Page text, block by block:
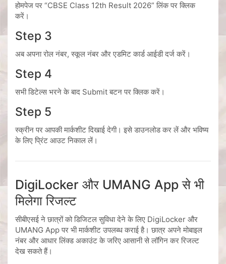
होमपेज पर “CBSE Class 12th Result 2026” लिंक पर क्लिक
करें।
Step 3
अब अपना रोल नंबर, स्कूल नंबर और एडमिट कार्ड आईडी दर्ज करें।
Step 4
सभी डिटेल्स भरने के बाद Submit बटन पर क्लिक करें।
Step 5
स्क्रीन पर आपकी मार्कशीट दिखाई देगी। इसे डाउनलोड कर लें और भविष्य
के लिए प्रिंट आउट निकाल लें।
DigiLocker और UMANG App से भी
मिलेगा रिजल्ट
सीबीएसई ने छात्रों को डिजिटल सुविधा देने के लिए DigiLocker और
UMANG App पर भी मार्कशीट उपलब्ध कराई है। छात्र अपने मोबाइल
नंबर और आधार लिंक्ड अकाउंट के जरिए आसानी से लॉगिन कर रिजल्ट
देख सकते हैं।